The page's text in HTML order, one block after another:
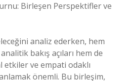
Birleşen Perspektifler ve
analiz ederken, hem
bakış açıları hem de
etkiler ve empati odaklı
önemli. Bu birleşim,